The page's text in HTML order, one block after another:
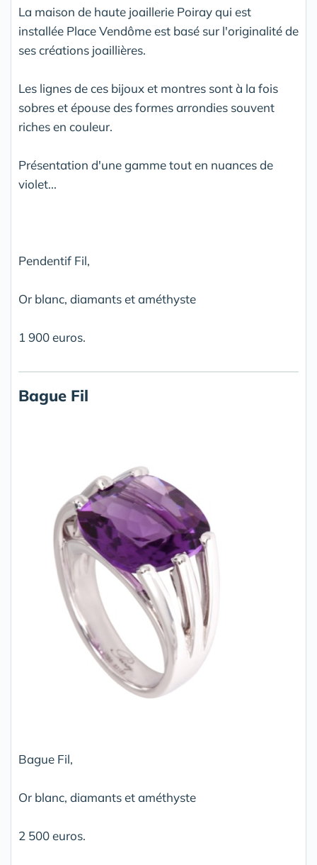
La maison de haute joaillerie Poiray qui est
installée Place Vendôme est basé sur l'originalité de
ses créations joaillières.
Les lignes de ces bijoux et montres sont à la fois
sobres et épouse des formes arrondies souvent
riches en couleur.
Présentation d'une gamme tout en nuances de
violet...
Pendentif Fil,
Or blanc, diamants et améthyste
1 900 euros.
Bague Fil
Bague Fil,
Or blanc, diamants et améthyste
2 500 euros.